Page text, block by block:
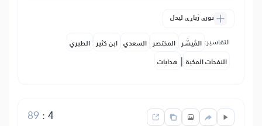
نورې ژباړې لیدل
التفاسير: المُيسَّر المختصر السعدي ابن كثير الطبري
النفحات المكية | هدايات
4
:
89